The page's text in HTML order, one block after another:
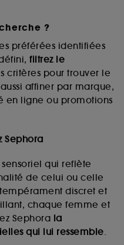
?
préférées identifiées
filtrez le
critères pour trouver le
affiner par marque,
en ligne ou promotions
Sephora
qui reflète
de celui ou celle
discret et
chaque femme et
Sephora la
qui lui ressemble.